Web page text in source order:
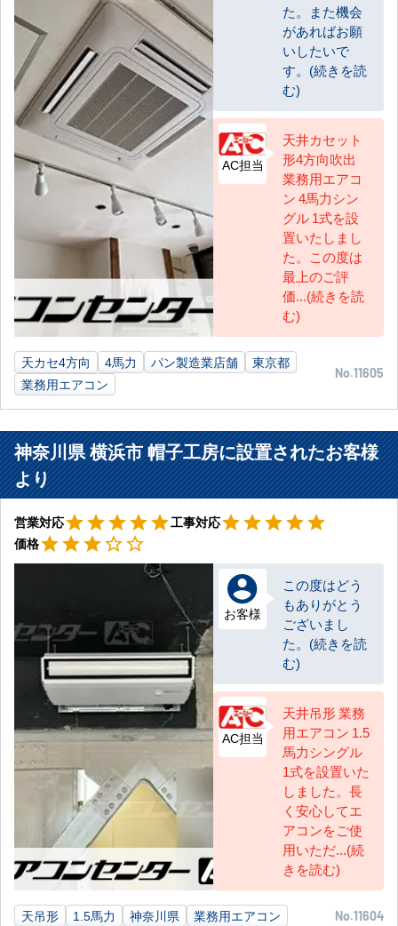
た。また機会
があればお願
いしたいで
す。(続きを読
む)
AC担当
天井カセット
形4方向吹出
業務用エアコ
ン 4馬力シン
グル 1式を設
置いたしまし
た。この度は
最上のご評
価...(続きを読
む)
天カセ4方向 4馬力 パン製造業店舗
東京都
業務用エアコン
No.11605
神奈川県 横浜市 帽子工房に設置されたお客様
より
営業対応 星5
starstarstarstarstar工事対応 星5
starstarstarstarstar
価格 星3
starstarstarstar_borderstar_border
お客様
この度はどう
もありがとう
ございまし
た。(続きを読
む)
AC担当
天井吊形 業務
用エアコン 1.5
馬力シングル
1式を設置いた
しました。長
く安心してエ
アコンをご使
用いただ...(続
きを読む)
天吊形 1.5馬力 神奈川県 業務用エアコン No.11604